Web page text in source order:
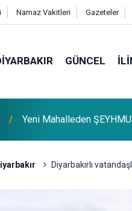
Namaz Vakitleri Gazeteler
GÜNCEL
Çınar ilçemize bağlı
Diyarbakırlı